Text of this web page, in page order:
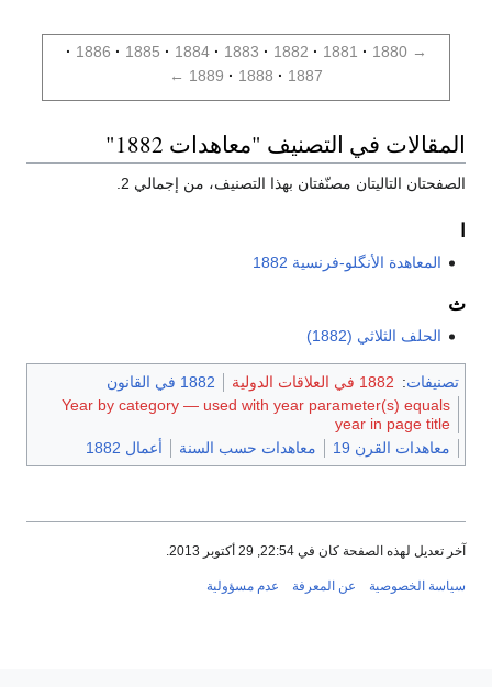
→
1880
1881
1882
1883
1884
1885
1886
1887
1888
1889
←
المقالات في التصنيف "معاهدات 1882"
الصفحتان التاليتان مصنّفتان بهذا التصنيف، من إجمالي 2.
المعاهدة الأنگلو-فرنسية 1882
ث
الحلف الثلاثي (1882)
تصنيفات: 1882 في العلاقات الدولية
1882 في القانون
Year by category — used with year parameter(s) equals
year in page title
معاهدات القرن 19
معاهدات حسب السنة أعمال 1882
آخر تعديل لهذه الصفحة كان في 22:54, 29 أكتوبر 2013.
سياسة الخصوصية عن المعرفة عدم مسؤولية